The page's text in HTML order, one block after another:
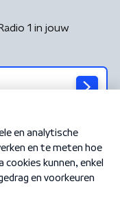
1 in jouw